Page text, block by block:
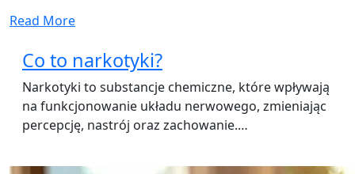
Read More
Co to narkotyki?
Narkotyki to substancje chemiczne, które wpływają
na funkcjonowanie układu nerwowego, zmieniając
percepcję, nastrój oraz zachowanie.…